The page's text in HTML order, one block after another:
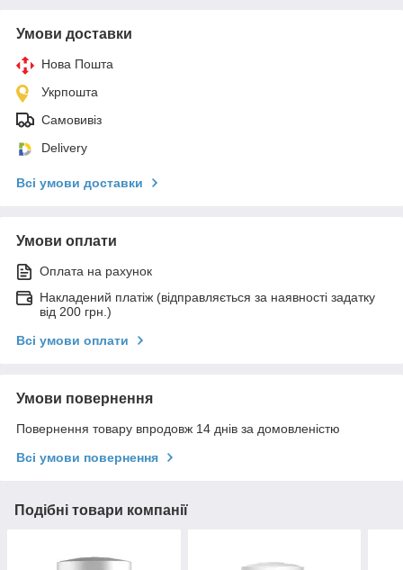
Умови доставки
Нова Пошта
Укрпошта
Самовивіз
Delivery
Всі умови доставки
Умови оплати
Оплата на рахунок
Накладений платіж (відправляється за наявності задатку
від 200 грн.)
Всі умови оплати
Умови повернення
Повернення товару впродовж 14 днів за домовленістю
Всі умови повернення
Подібні товари компанії